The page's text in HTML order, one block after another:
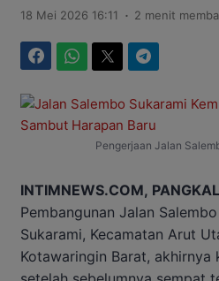
18 Mei 2026 16:11
. 2 menit
Pengerjaan Jalan
INTIMNEWS.COM,
Pembangunan Jalan
Sukarami, Kecamatan Arut
Kotawaringin Barat, akhirnya